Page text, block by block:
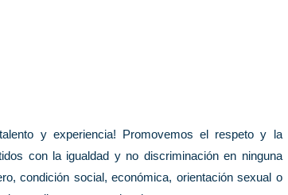
y experiencia! Promovemos el respeto y la
con la igualdad y no discriminación en ninguna
condición social, económica, orientación sexual o